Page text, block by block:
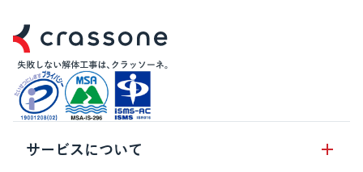
サービスについて